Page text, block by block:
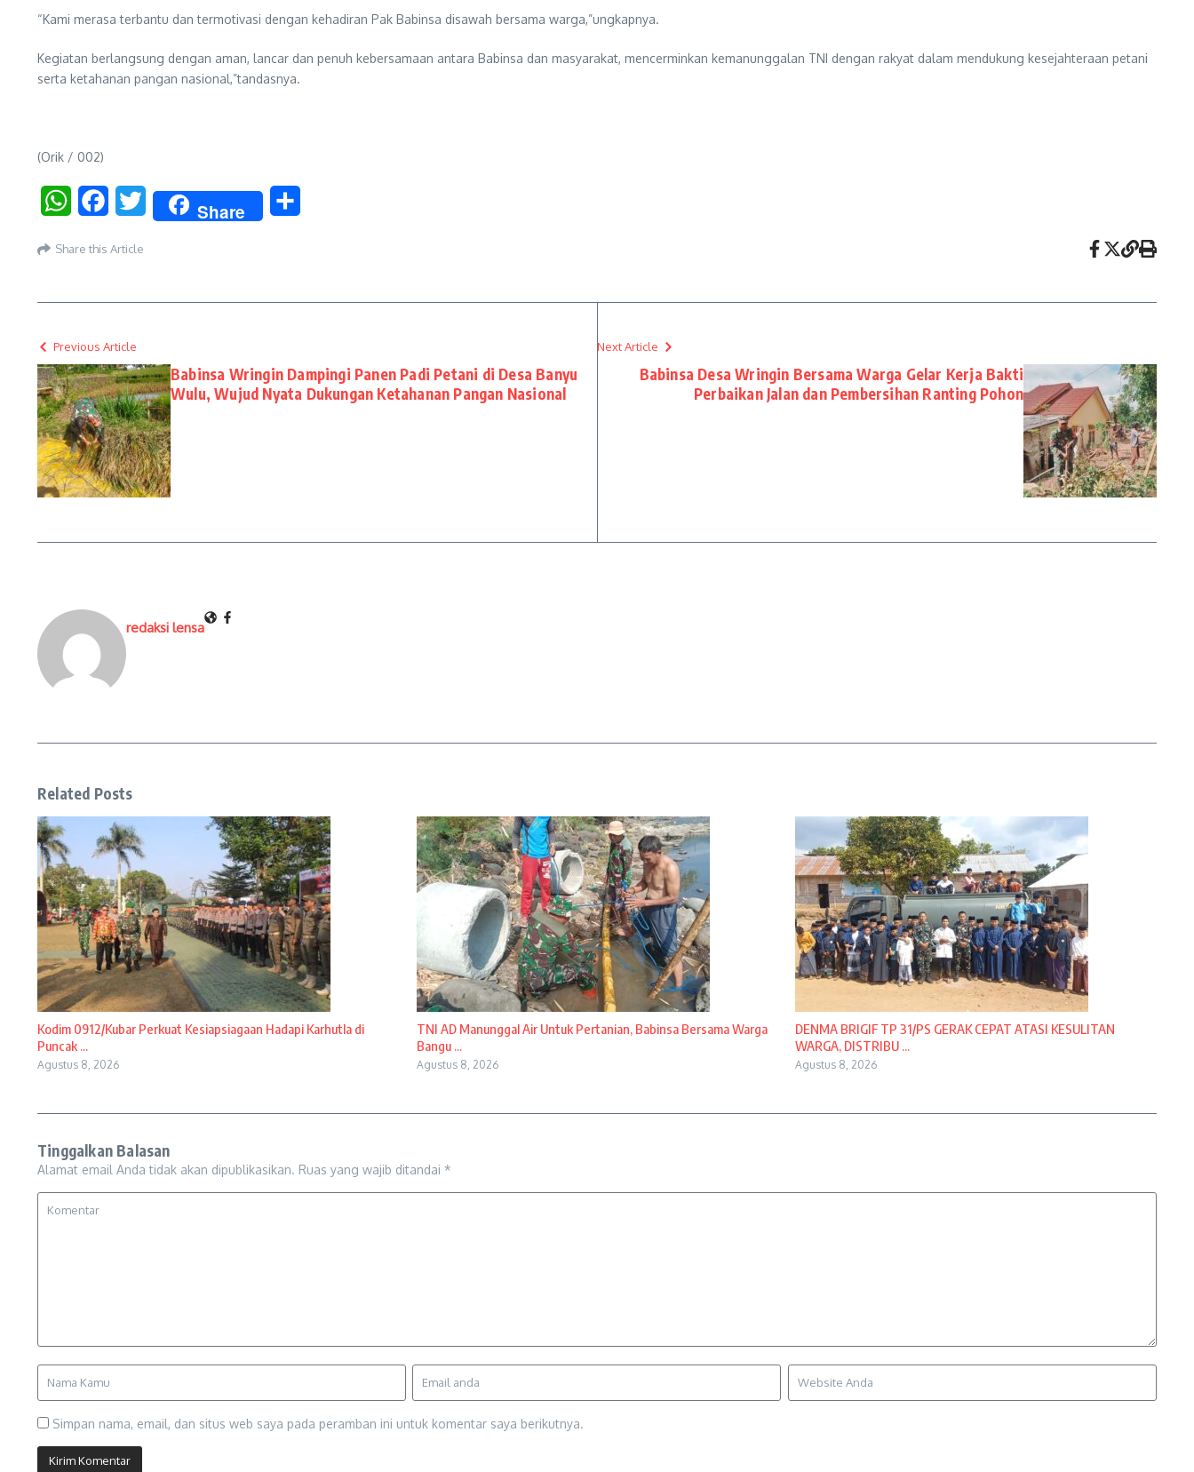
“Kami merasa terbantu dan termotivasi dengan kehadiran Pak Babinsa disawah bersama warga,”ungkapnya.
Kegiatan berlangsung dengan aman, lancar dan penuh kebersamaan antara Babinsa dan masyarakat, mencerminkan kemanunggalan TNI dengan rakyat dalam mendukung kesejahteraan petani
serta ketahanan pangan nasional,”tandasnya.
(Orik / 002)
WhatsAppFacebookTwitter Share
Share this Article
Previous Article
Babinsa Wringin Dampingi Panen Padi Petani di Desa Banyu
Wulu, Wujud Nyata Dukungan Ketahanan Pangan Nasional
Next Article
Babinsa Desa Wringin Bersama Warga Gelar Kerja Bakti
Perbaikan Jalan dan Pembersihan Ranting Pohon
redaksi lensa
Related Posts
Kodim 0912/Kubar Perkuat Kesiapsiagaan Hadapi Karhutla di
Puncak ...
Agustus 8, 2026
TNI AD Manunggal Air Untuk Pertanian, Babinsa Bersama Warga
Bangu ...
Agustus 8, 2026
DENMA BRIGIF TP 31/PS GERAK CEPAT ATASI KESULITAN
WARGA, DISTRIBU ...
Agustus 8, 2026
Tinggalkan Balasan
Alamat email Anda tidak akan dipublikasikan. Ruas yang wajib ditandai *
Simpan nama, email, dan situs web saya pada peramban ini untuk komentar saya berikutnya.